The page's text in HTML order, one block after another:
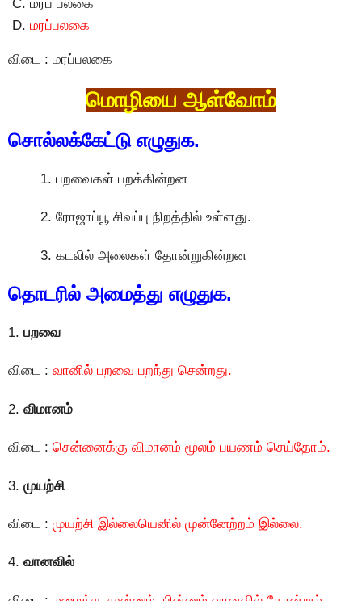
மரப் பலகை
மரப்பலகை
விடை : மரப்பலகை
மொழியை ஆள்வோம்
சொல்லக்கேட்டு எழுதுக.
1. பறவைகள் பறக்கின்றன
2. ரோஜாப்பூ சிவப்பு நிறத்தில் உள்ளது.
3. கடலில் அலைகள் தோன்றுகின்றன
தொடரில் அமைத்து எழுதுக.
1. பறவை
விடை : வானில் பறவை பறந்து சென்றது.
2. விமானம்
விடை : சென்னைக்கு விமானம் மூலம் பயணம் செய்தோம்.
3. முயற்சி
விடை : முயற்சி இல்லையெனில் முன்னேற்றம் இல்லை.
4. வானவில்